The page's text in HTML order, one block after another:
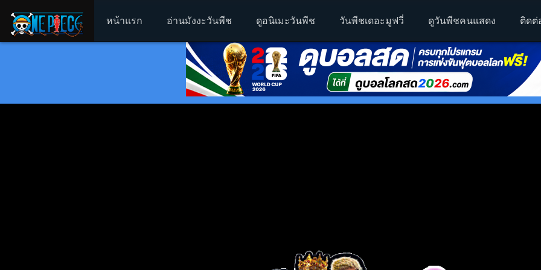
หน้าแรก อ่านมังงะวันพีช ดูอนิเมะวันพีช วันพีชเดอะมูฟวี่ ดูวันพีชคนแสดง ติดต่